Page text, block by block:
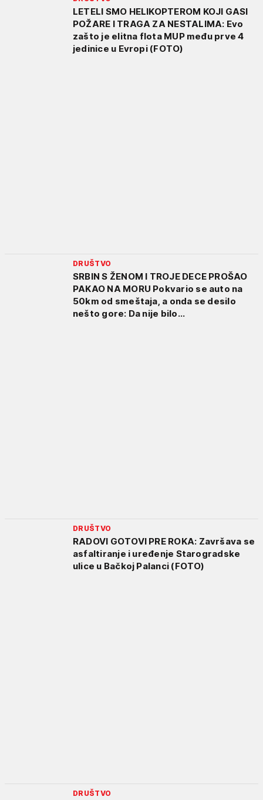
LETELI SMO HELIKOPTEROM KOJI GASI
POŽARE I TRAGA ZA NESTALIMA: Evo
zašto je elitna flota MUP među prve 4
jedinice u Evropi (FOTO)
DRUŠTVO
SRBIN S ŽENOM I TROJE DECE PROŠAO
PAKAO NA MORU Pokvario se auto na
50km od smeštaja, a onda se desilo
nešto gore: Da nije bilo...
DRUŠTVO
RADOVI GOTOVI PRE ROKA: Završava se
asfaltiranje i uređenje Starogradske
ulice u Bačkoj Palanci (FOTO)
DRUŠTVO